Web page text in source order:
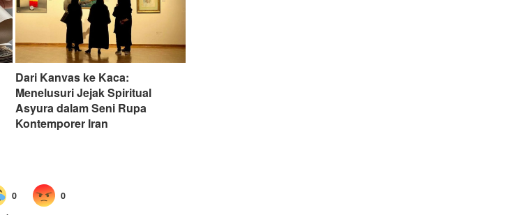
Dari Kanvas ke Kaca:
Menelusuri Jejak Spiritual
Asyura dalam Seni Rupa
Kontemporer Iran